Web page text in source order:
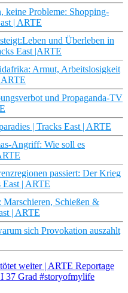
keine Probleme: Shopping-
| ARTE
und Überleben in
East |ARTE
Armut, Arbeitslosigkeit
ARTE
und Propaganda-TV
| Tracks East | ARTE
Angriff: Wie soll es
passiert: Der Krieg
| ARTE
Marschieren, Schießen &
| ARTE
sich Provokation auszahlt
weiter | ARTE Reportage
I 37 Grad #storyofmylife